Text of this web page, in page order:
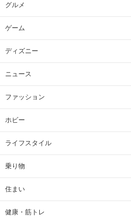
グルメ
ゲーム
ディズニー
ニュース
ファッション
ホビー
ライフスタイル
乗り物
住まい
健康・筋トレ